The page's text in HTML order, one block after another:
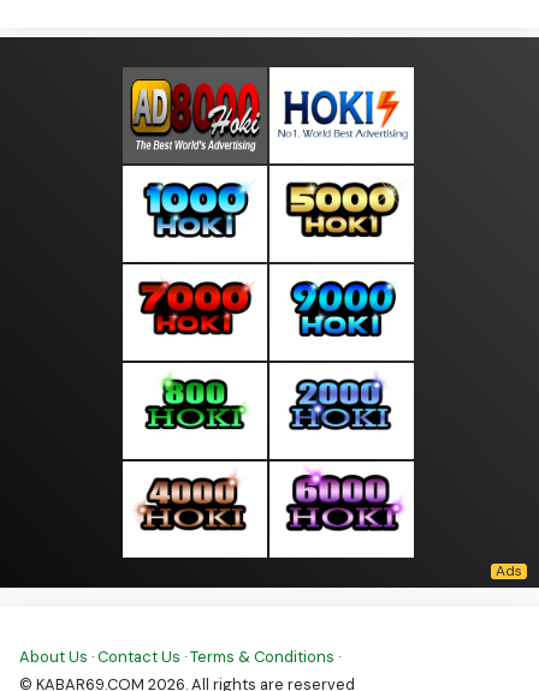
About Us ·Contact Us ·Terms & Conditions ·
© KABAR69.COM 2026. All rights are reserved